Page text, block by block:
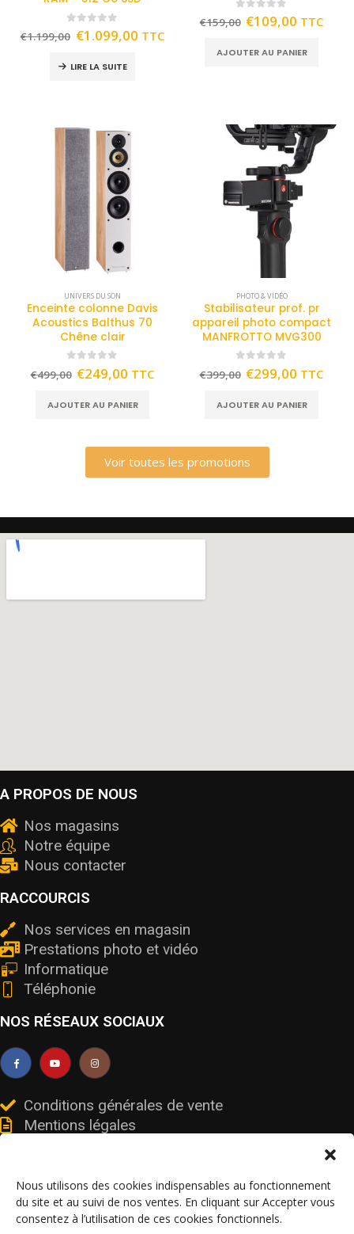
Nous utilisons des cookies indispensables au fonctionnement
du site et au suivi de nos ventes. En cliquant sur Accepter vous
consentez à l’utilisation de ces cookies fonctionnels.
out of 5
€1.199,00 €1.099,00 TTC
LIRE LA SUITE
out of 5
€159,00 €109,00 TTC
AJOUTER AU PANIER
UNIVERS DU SON
Enceinte colonne Davis
Acoustics Balthus 70
Chêne clair
out of 5
€499,00 €249,00 TTC
AJOUTER AU PANIER
PHOTO & VIDÉO
Stabilisateur prof. pr
appareil photo compact
MANFROTTO MVG300
out of 5
€399,00 €299,00 TTC
AJOUTER AU PANIER
Voir toutes les promotions
A PROPOS DE NOUS
Nos magasins
Notre équipe
Nous contacter
RACCOURCIS
Nos services en magasin
Prestations photo et vidéo
Informatique
Téléphonie
NOS RÉSEAUX SOCIAUX
Conditions générales de vente
Mentions légales